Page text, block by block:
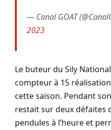
— Canal GOAT
2023
Le buteur du Sily
compteur à 15
cette saison. Pendant
restait sur deux défaites
pendules à l’heure et